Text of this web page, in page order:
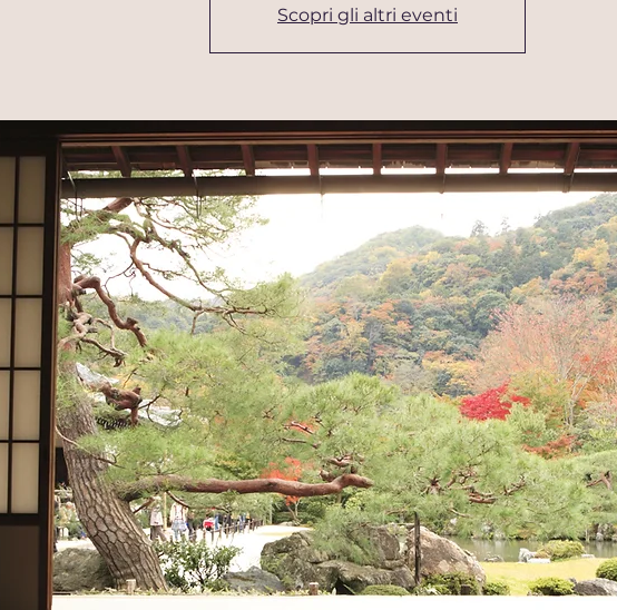
Scopri gli altri eventi